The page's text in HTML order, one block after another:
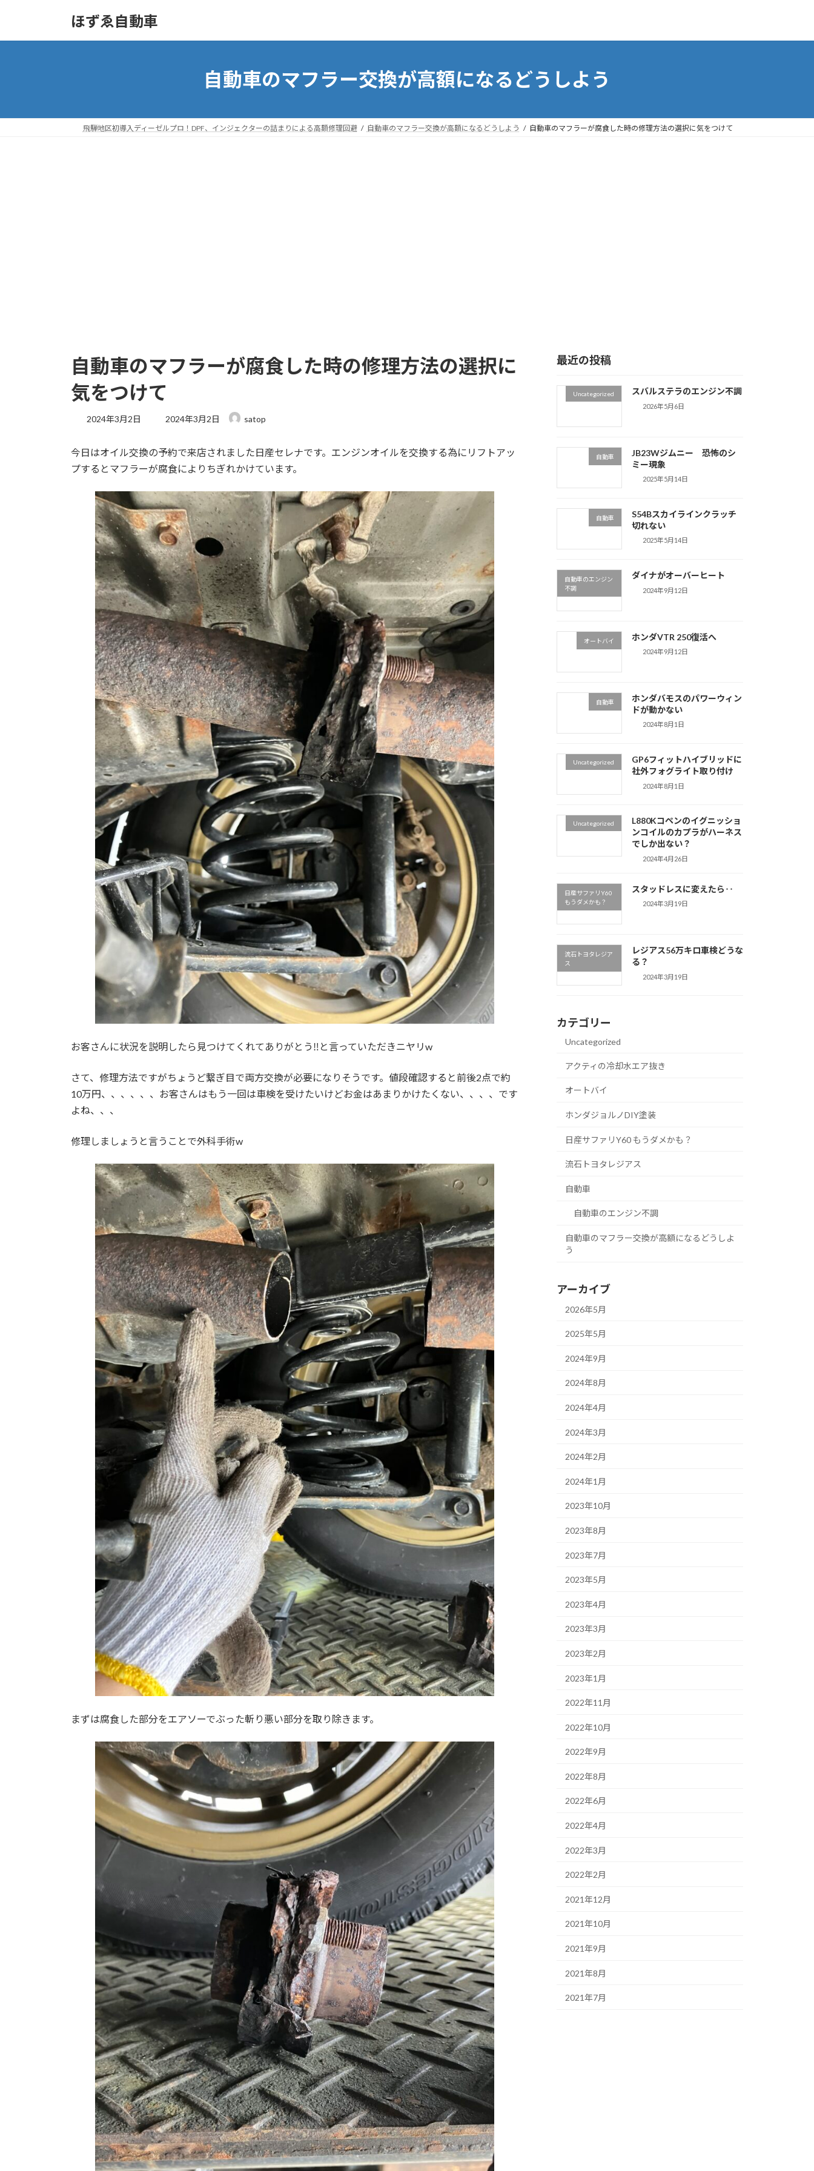
ほずゑ自動車
自動車のマフラー交換が高額になるどうしよう
飛騨地区初導入ディーゼルプロ！DPF、インジェクターの詰まりによる高額修理回避 自動車のマフラー交換が高額になるどうしよう 自動車のマフラーが腐食した時の修理方法の選択に気をつけて
自動車のマフラーが腐食した時の修理方法の選択に
気をつけて
2024年3月2日
最
新
日
時
2024年3月2日 satop
今日はオイル交換の予約で来店されました日産セレナです。エンジンオイルを交換する為にリフトアッ
プするとマフラーが腐食によりちぎれかけています。
お客さんに状況を説明したら見つけてくれてありがとう‼︎と言っていただきニヤリw
さて、修理方法ですがちょうど繋ぎ目で両方交換が必要になりそうです。値段確認すると前後2点で約
10万円、、、、、、お客さんはもう一回は車検を受けたいけどお金はあまりかけたくない、、、、です
よね、、、
修理しましょうと言うことで外科手術w
まずは腐食した部分をエアソーでぶった斬り悪い部分を取り除きます。
最近の投稿
Uncategorized スバルステラのエンジン不調
2026年5月6日
自動車
JB23Wジムニー 恐怖のシ
ミー現象
2025年5月14日
自動車
S54Bスカイラインクラッチ
切れない
2025年5月14日
自動車のエンジン
不調
ダイナがオーバーヒート
2024年9月12日
オートバイ ホンダVTR 250復活へ
2024年9月12日
自動車
ホンダバモスのパワーウィン
ドが動かない
2024年8月1日
Uncategorized
GP6フィットハイブリッドに
社外フォグライト取り付け
2024年8月1日
Uncategorized
L880Kコペンのイグニッショ
ンコイルのカプラがハーネス
でしか出ない？
2024年4月26日
日産サファリY60
もうダメかも？
スタッドレスに変えたら‥
2024年3月19日
流石トヨタレジア
ス
レジアス56万キロ車検どうな
る？
2024年3月19日
カテゴリー
Uncategorized
アクティの冷却水エア抜き
オートバイ
ホンダジョルノDIY塗装
日産サファリY60 もうダメかも？
流石トヨタレジアス
自動車
自動車のエンジン不調
自動車のマフラー交換が高額になるどうしよ
う
アーカイブ
2026年5月
2025年5月
2024年9月
2024年8月
2024年4月
2024年3月
2024年2月
2024年1月
2023年10月
2023年8月
2023年7月
2023年5月
2023年4月
2023年3月
2023年2月
2023年1月
2022年11月
2022年10月
2022年9月
2022年8月
2022年6月
2022年4月
2022年3月
2022年2月
2021年12月
2021年10月
2021年9月
2021年8月
2021年7月